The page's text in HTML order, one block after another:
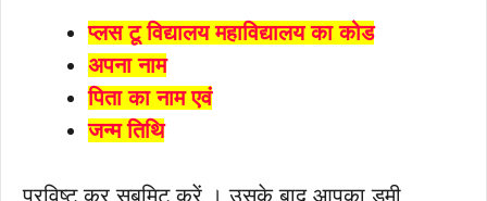
प्लस टू विद्यालय महाविद्यालय का कोड
अपना नाम
पिता का नाम एवं
जन्म तिथि
प्रविष्ट कर सबमिट करें । उसके बाद आपका डमी